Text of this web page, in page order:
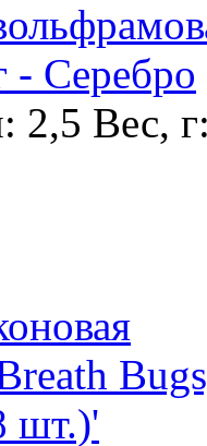
- Серебро
2,5 Вес,